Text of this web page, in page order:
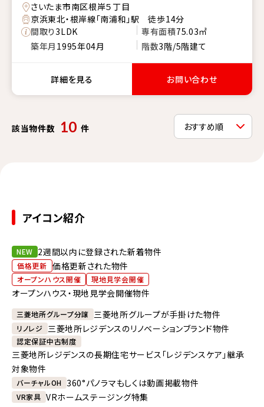
さいたま市南区根岸５丁目
京浜東北・根岸線「南浦和」駅 徒歩14分
間取り3LDK 専有面積75.03㎡
築年月 1995年04月 階数3階/5階建て
詳細を見る お問い合わせ
該当物件数 10 件
アイコン紹介
NEW 2週間以内に登録された新着物件
価格更新 価格更新された物件
オープンハウス開催 現地見学会開催
オープンハウス・現地見学会開催物件
三菱地所グループ分譲 三菱地所グループが手掛けた物件
リノレジ 三菱地所レジデンスのリノベーションブランド物件
認定保証中古制度
三菱地所レジデンスの長期住宅サービス「レジデンスケア」継承
対象物件
バーチャルOH 360°パノラマもしくは動画掲載物件
VR家具 VRホームステージング特集